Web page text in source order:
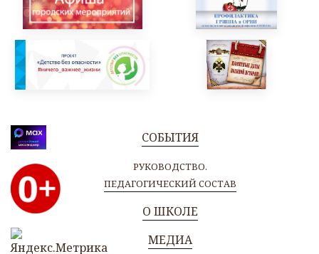
СОБЫТИЯ
РУКОВОДСТВО.
ПЕДАГОГИЧЕСКИЙ СОСТАВ
О ШКОЛЕ
МЕДИА